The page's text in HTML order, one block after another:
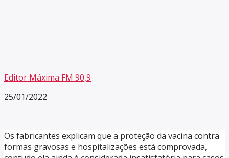
Editor Máxima FM 90,9
25/01/2022
Os fabricantes explicam que a proteção da vacina contra
formas gravosas e hospitalizações está comprovada,